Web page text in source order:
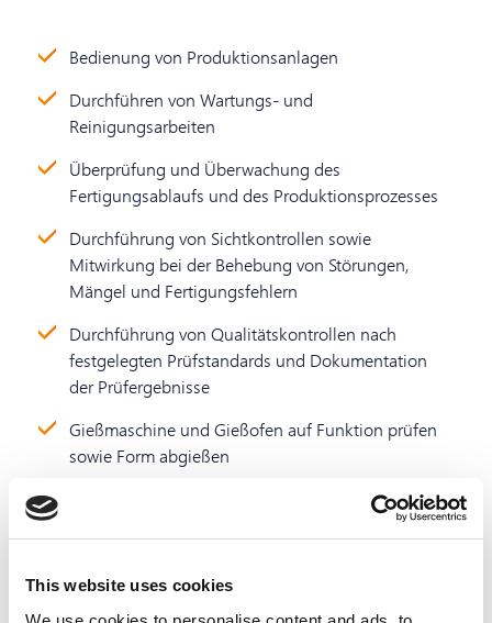
This website uses cookies
Bedienung von Produktionsanlagen
Durchführen von Wartungs- und
Reinigungsarbeiten
Überprüfung und Überwachung des
Fertigungsablaufs und des Produktionsprozesses
Durchführung von Sichtkontrollen sowie
Mitwirkung bei der Behebung von Störungen,
Mängel und Fertigungsfehlern
Durchführung von Qualitätskontrollen nach
festgelegten Prüfstandards und Dokumentation
der Prüfergebnisse
Gießmaschine und Gießofen auf Funktion prüfen
sowie Form abgießen
Sichtkontrolle an den Gefäßen durchführen,
ggf. Ausbesserungen (z.B. Feuerfestmasse)
Eisen bestellen, Verklammerung prüfen